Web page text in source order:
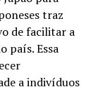
traz
de facilitar a
país. Essa
a indivíduos